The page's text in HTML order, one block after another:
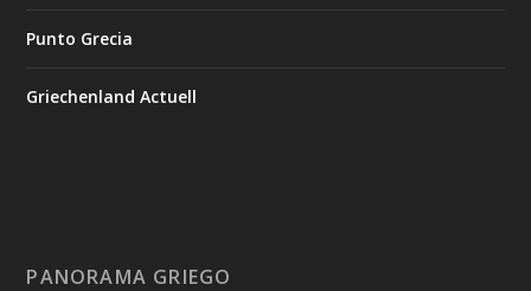
Punto Grecia
Griechenland Actuell
PANORAMA GRIEGO